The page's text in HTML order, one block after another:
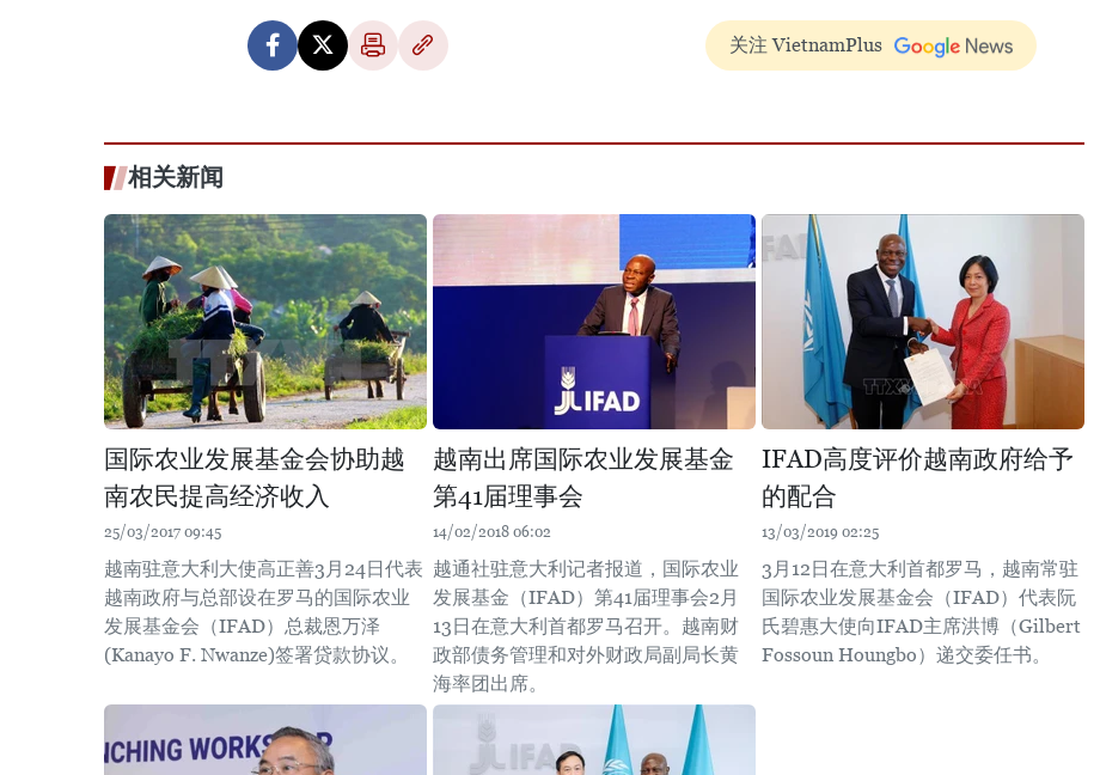
关注 VietnamPlus
相关新闻
国际农业发展基金会协助越
南农民提高经济收入
25/03/2017 09:45
越南驻意大利大使高正善3月24日代表
越南政府与总部设在罗马的国际农业
发展基金会（IFAD）总裁恩万泽
(Kanayo F. Nwanze)签署贷款协议。
越南出席国际农业发展基金
第41届理事会
14/02/2018 06:02
越通社驻意大利记者报道，国际农业
发展基金（IFAD）第41届理事会2月
13日在意大利首都罗马召开。越南财
政部债务管理和对外财政局副局长黄
海率团出席。
IFAD高度评价越南政府给予
的配合
13/03/2019 02:25
3月12日在意大利首都罗马，越南常驻
国际农业发展基金会（IFAD）代表阮
氏碧惠大使向IFAD主席洪博（Gilbert
Fossoun Houngbo）递交委任书。